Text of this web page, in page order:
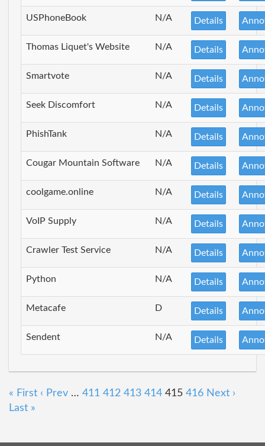
USPhoneBook N/A Details
Thomas Liquet's Website N/A Details
Smartvote N/A Details
Seek Discomfort N/A Details
PhishTank N/A Details
Cougar Mountain Software N/A Details
coolgame.online N/A Details
VoIP Supply N/A Details
Crawler Test Service N/A Details
Python N/A Details
Metacafe D Details
Sendent N/A Details
« First ‹ Prev … 411 412 413 414 415 416 Next ›
Last »